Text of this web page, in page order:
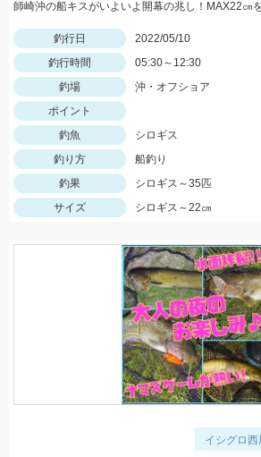
釣行日
2022/05/10
釣行時間
05:30～12:30
釣場
沖・オフショア
ポイント
釣魚
シロギス
釣り方
船釣り
釣果
シロギス～35匹
サイズ
シロギス～22㎝
イシグロ西